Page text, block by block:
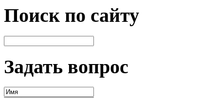
Поиск по сайту
Задать вопрос